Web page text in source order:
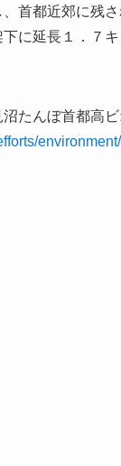
首都近郊に残
に延長１．７
たんぼ首都高ビ